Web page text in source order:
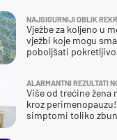
NAJSIGURNIJI OBLIK
Vježbe za koljeno u
vježbi koje mogu
poboljšati
ALARMANTNI REZULTATI
Više od trećine žena
kroz
simptomi toliko